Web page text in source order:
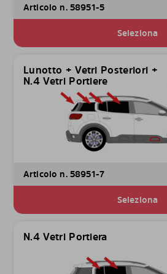
Articolo n. 58951-5
Seleziona
Lunotto + Vetri Posteriori +
N.4 Vetri Portiere
Articolo n. 58951-7
Seleziona
N.4 Vetri Portiera